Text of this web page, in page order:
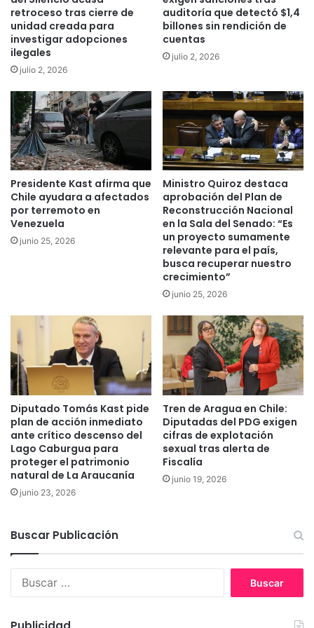
s
t
o
d
o
i
c
i
l
i
a
r
i
o
p
a
l
m
p
u
t
a
d
o
s
p
o
o
b
o
n
r
a
r
y
p
r
q
u
é
s
e
c
r
e
q
l
i
g
r
o
s
a
?
retroceso tras cierre de
unidad creada para
investigar adopciones
ilegales
julio 2, 2026
auditoría que detectó $1,4
billones sin rendición de
cuentas
julio 2, 2026
Presidente Kast afirma que
Chile ayudara a afectados
por terremoto en
Venezuela
junio 25, 2026
Ministro Quiroz destaca
aprobación del Plan de
Reconstrucción Nacional
en la Sala del Senado: “Es
un proyecto sumamente
relevante para el país,
busca recuperar nuestro
crecimiento”
junio 25, 2026
Diputado Tomás Kast pide
plan de acción inmediato
ante crítico descenso del
Lago Caburgua para
proteger el patrimonio
natural de La Araucanía
junio 23, 2026
Tren de Aragua en Chile:
Diputadas del PDG exigen
cifras de explotación
sexual tras alerta de
Fiscalía
junio 19, 2026
Buscar Publicación